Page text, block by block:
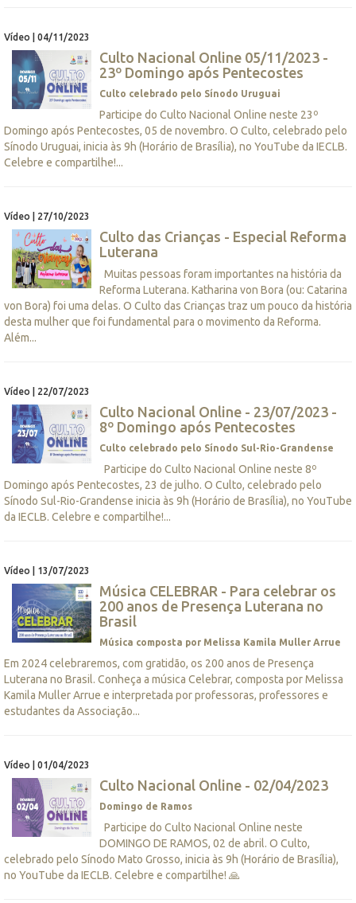
Vídeo | 04/11/2023
Culto Nacional Online 05/11/2023 -
23º Domingo após Pentecostes
Culto celebrado pelo Sínodo Uruguai
Participe do Culto Nacional Online neste 23º
Domingo após Pentecostes, 05 de novembro. O Culto, celebrado pelo
Sínodo Uruguai, inicia às 9h (Horário de Brasília), no YouTube da IECLB.
Celebre e compartilhe!...
Vídeo | 27/10/2023
Culto das Crianças - Especial Reforma
Luterana
Muitas pessoas foram importantes na história da
Reforma Luterana. Katharina von Bora (ou: Catarina
von Bora) foi uma delas. O Culto das Crianças traz um pouco da história
desta mulher que foi fundamental para o movimento da Reforma.
Além...
Vídeo | 22/07/2023
Culto Nacional Online - 23/07/2023 -
8º Domingo após Pentecostes
Culto celebrado pelo Sínodo Sul-Rio-Grandense
Participe do Culto Nacional Online neste 8º
Domingo após Pentecostes, 23 de julho. O Culto, celebrado pelo
Sínodo Sul-Rio-Grandense inicia às 9h (Horário de Brasília), no YouTube
da IECLB. Celebre e compartilhe!...
Vídeo | 13/07/2023
Música CELEBRAR - Para celebrar os
200 anos de Presença Luterana no
Brasil
Música composta por Melissa Kamila Muller Arrue
Em 2024 celebraremos, com gratidão, os 200 anos de Presença
Luterana no Brasil. Conheça a música Celebrar, composta por Melissa
Kamila Muller Arrue e interpretada por professoras, professores e
estudantes da Associação...
Vídeo | 01/04/2023
Culto Nacional Online - 02/04/2023
Domingo de Ramos
Participe do Culto Nacional Online neste
DOMINGO DE RAMOS, 02 de abril. O Culto,
celebrado pelo Sínodo Mato Grosso, inicia às 9h (Horário de Brasília),
no YouTube da IECLB. Celebre e compartilhe! 🙏